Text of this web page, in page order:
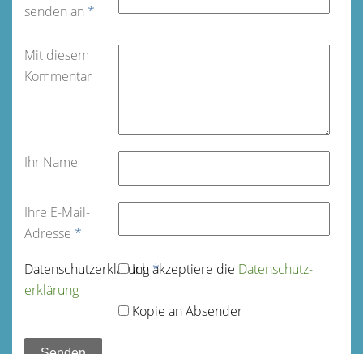
senden an *
Mit diesem
Kommentar
Ihr Name
Ihre E-Mail-
Adresse *
Datenschutz­erklärung*
Ich akzeptiere die Datenschutz­
erklärung
Kopie an Absender